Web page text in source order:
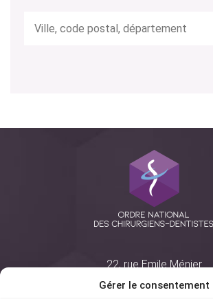
Gérer le consentement
22, rue Emile Ménier
75761 Paris Cedex 16